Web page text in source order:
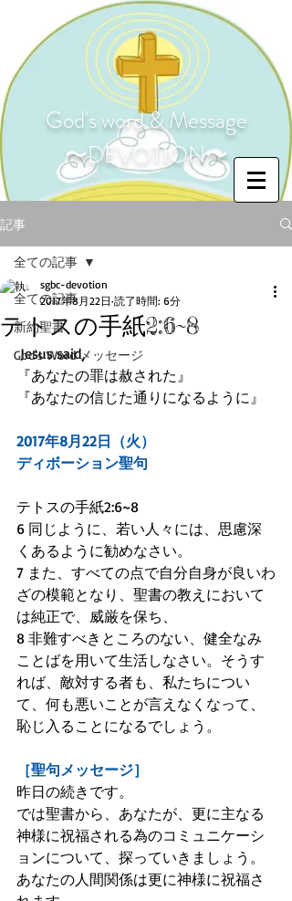
God's word & Message
〜DEVOTION〜
記事
全ての記事
新約聖書
God's Word メッセージ
全ての記事
テトスの手紙2:6~8
sgbc-devotion
2017年8月22日 読了時間: 6分
Jesus said,
『あなたの罪は赦された』
『あなたの信じた通りになるように』
2017年8月22日（火）
ディボーション聖句
テトスの手紙2:6~8
6 同じように、若い人々には、思慮深
くあるように勧めなさい。
7 また、すべての点で自分自身が良いわ
ざの模範となり、聖書の教えにおいて
は純正で、威厳を保ち、
8 非難すべきところのない、健全なみ
ことばを用いて生活しなさい。そうす
れば、敵対する者も、私たちについ
て、何も悪いことが言えなくなって、
恥じ入ることになるでしょう。
［聖句メッセージ］
昨日の続きです。
では聖書から、あなたが、更に主なる
神様に祝福される為のコミュニケーシ
ョンについて、探っていきましょう。
あなたの人間関係は更に神様に祝福さ